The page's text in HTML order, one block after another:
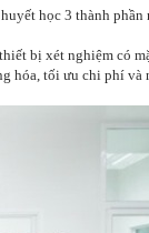
học 3 thành
bị xét nghiệm có
hóa, tối ưu chi phí và